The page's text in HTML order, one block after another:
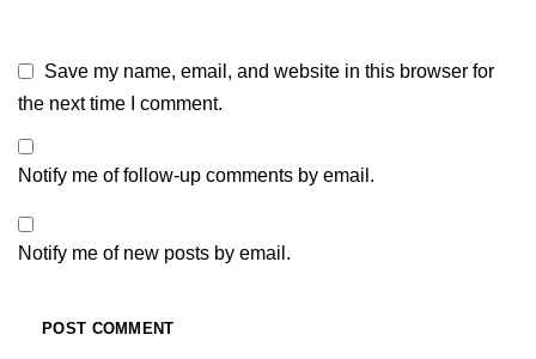
Save my name, email, and website in this browser for
the next time I comment.
Notify me of follow-up comments by email.
Notify me of new posts by email.